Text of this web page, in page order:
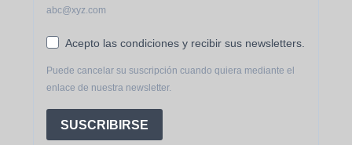
abc@xyz.com
Acepto las condiciones y recibir sus newsletters.
Puede cancelar su suscripción cuando quiera mediante el
enlace de nuestra newsletter.
SUSCRIBIRSE